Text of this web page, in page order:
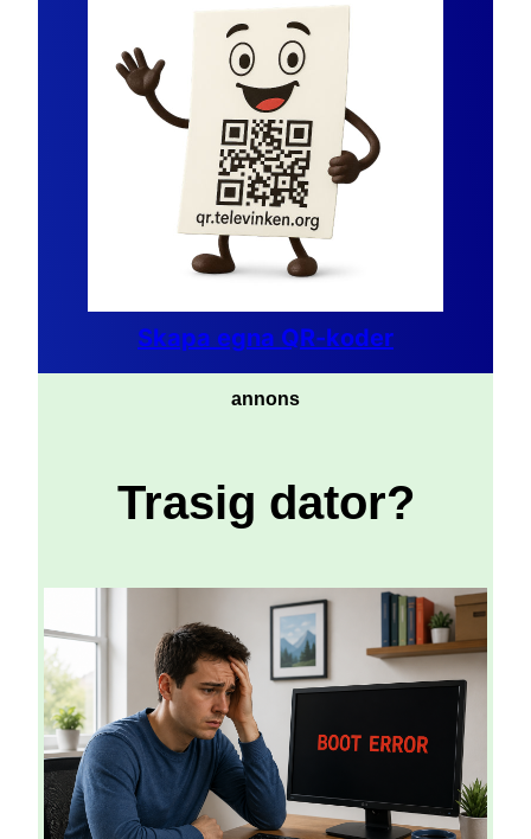
Skapa egna QR-koder
annons
Trasig dator?